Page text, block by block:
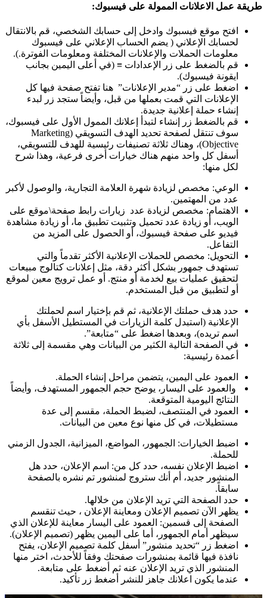
طريقة عمل الاعلانات الممولة على فيسبوك:
افتح موقع فيسبوك وادخل إلى حسابك الشخصي، قم بالانتقال
لحسابك الإعلاني ( يضم الحساب الإعلاني على فيسبوك
معلومات الحملات والإعلانات المختلفة ومعلومات الفوترة.).
قم بالضغط على زر الإعدادات ≡ (في أعلى اليمين بجانب
ايقونة فيسبوك).
اضغط على زر “مدير الإعلانات” هنا تفتح صفحة فيها كل
الإعلانات التي قمت بعملها من قبل، وأيضاً ستجد زر لبدء
إنشاء حملة إعلانية جديدة.
قم بالضغط زر إنشاء لتبدأ إعلانك الممول الأول على فيسبوك،
سوف تنتقل لصفحة تحديد الهدف التسويقي (Marketing
Objective)، وهناك ثلاثة تصنيفات رئيسية للهدف للتسويقي،
أسفل كل واحد منهم هناك خيارات أخرى فرعية، وهذا شرح
لكل منها:
الوعي: مخصص لزيادة شهرة العلامة التجارية، والوصول لأكبر
عدد من المهتمين.
الاهتمام: مخصص لزيادة عدد زيارات رابط صفحة\موقع على
الويب، أو زيادة عدد تحميل وتثبيت تطبيق ما، أو زيادة مشاهدة
فيديو على صفحة فيسبوك، أو الحصول على المزيد من
التفاعل.
التحويل: مخصص للحملات الإعلانية الأكثر تقدماً والتي
تستهدف جمهور بشكل أكثر دقة، مثل إعلانات كتالوج مبيعات
لتحقيق عمليات بيع لخدمة أو منتج. أو عمل ترويج معين لموقع
أو لتطبيق من قبل المستخدم.
حدد هدف حملتك الإعلانية، ثم قم بإختيار اسم لحملتك
الإعلانية (استبدل كلمة الزيارات في المستطيل الأسفل بأي
اسم تريده)، وبعدها اضغط على “متابعة”.
في الصفحة التالية الكثير من البيانات وهي مقسمة إلى ثلاثة
أعمدة رئيسية:
العمود على اليمين، يتضمن مراحل إنشاء الحملة.
والعمود على اليسار، يوضح حجم الجمهور المستهدف، وأيضاً
النتائج اليومية المتوقعة.
العمود في المنتصف، لضبط الحملة، مقسم إلى عدة
مستطيلات، في كل منها نوع معين من البيانات.
اضبط الخيارات: الجمهور، المواضع، الميزانية، الجدول الزمني
للحملة.
اضبط الإعلان نفسه، حدد كل من: اسم الإعلان، حدد هل
المنشور جديد، أم أنك ستروج لمنشور تم نشره بالصفحة
سابقاً.
حدد الصفحة التي تريد الإعلان من خلالها.
يظهر الآن تصميم الإعلان ومعاينة الإعلان ، حيث تنقسم
الصفحة إلى قسمين: العمود على اليسار معاينة للإعلان الذي
سيظهر أمام الجمهور، أما على اليمين يظهر (تصميم الإعلان).
اضغط زر “تحديد منشور” أسفل كلمة تصميم الإعلان، يفتح
نافذة فيها قائمة بمنشورات صفحتك وفقاً للأحدث، اختر منها
المنشور الذي تريد الإعلان عنه ثم أضغط على متابعة.
عندما يكون اعلانك جاهز للنشر أضغط زر تأكيد.